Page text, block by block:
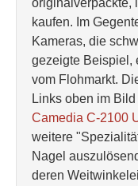
originalverpackte,
kaufen. Im
Kameras, die
gezeigte Beispiel,
vom Flohmarkt.
Links oben im
Camedia C-2100
weitere
Nagel
deren